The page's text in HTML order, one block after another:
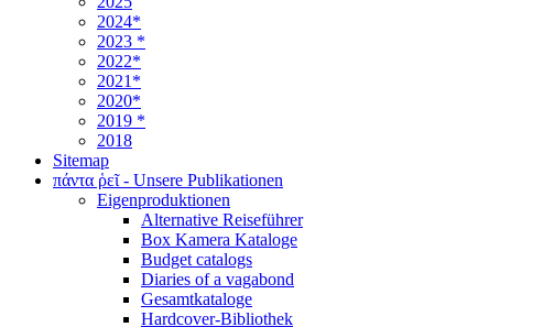
2024*
2023 *
2022*
2021*
2020*
2019 *
2018
Sitemap
πάντα ῥεῖ - Unsere Publikationen
Eigenproduktionen
Alternative Reiseführer
Box Kamera Kataloge
Budget catalogs
Diaries of a vagabond
Gesamtkataloge
Hardcover-Bibliothek